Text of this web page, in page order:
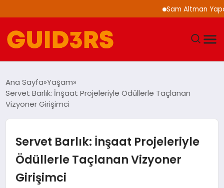
Sam Altman Yapay
SPOR
SAĞLIK
Ana Sayfa Yaşam
Servet Barlık: İnşaat Projeleriyle Ödüllerle Taçlanan
Vizyoner Girişimci
Servet Barlık: İnşaat Projeleriyle
Ödüllerle Taçlanan Vizyoner
Girişimci